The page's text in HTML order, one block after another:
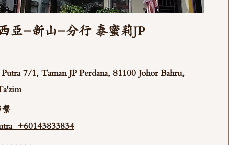
亞-新山-分行 泰蜜莉JP
Putra 7/1, Taman JP Perdana, 81100 Johor Bahru,
繫
+60143833834